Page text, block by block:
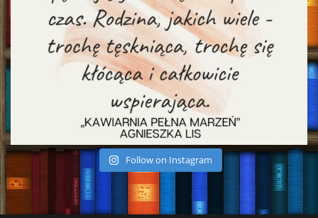
Follow on Instagram